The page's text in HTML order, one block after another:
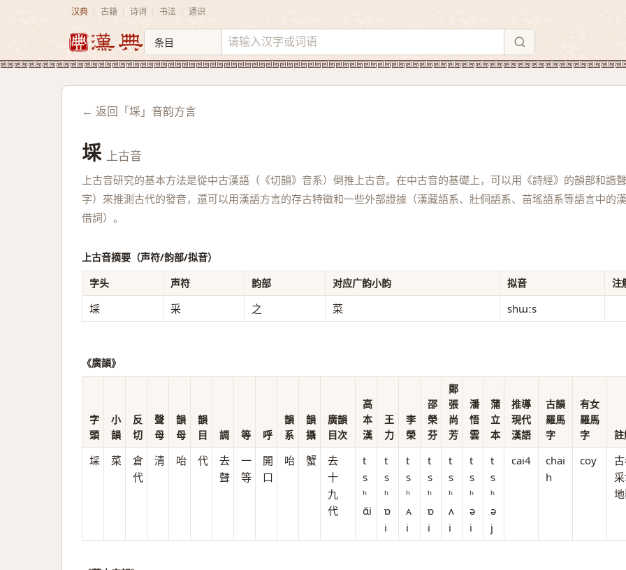
汉典 古籍 诗词 书法 通识
← 返回「埰」音韵方言
埰 上古音
上古音研究的基本方法是從中古漢語（《切韻》音系）倒推上古音。在中古音的基礎上，可以用《詩經》的韻部和諧
字）來推測古代的發音，還可以用漢語方言的存古特徵和一些外部證據（漢藏語系、壯侗語系、苗瑤語系等語言中的
借詞）。
上古音摘要（声符/韵部/拟音）
字头
声符 韵部 对应广韵小韵 拟音 注
埰 采 之 菜 shɯːs
《廣韻》
字
頭
小
韻
反
切
聲
母
韻
母
韻
目
調 等 呼
韻
系
韻
攝
廣韻
目次
高
本
漢
王
力
李
榮
邵
榮
芬
鄭
張
尚
芳
潘
悟
雲
蒲
立
本
推導
現代
漢語
古韻
羅馬
字
有女
羅馬
字
埰 菜
倉
代
清 咍 代
去
聲
一
等
開
口
咍 蟹
去
十
九
代
t
s
ʰ
ɑ̆i
t
s
ʰ
ɒ
i
t
s
ʰ
ᴀ
i
t
s
ʰ
ɒ
i
t
s
ʰ
ʌ
i
t
s
ʰ
ə
i
t
s
ʰ
ə
j
cai4
chai
h
coy